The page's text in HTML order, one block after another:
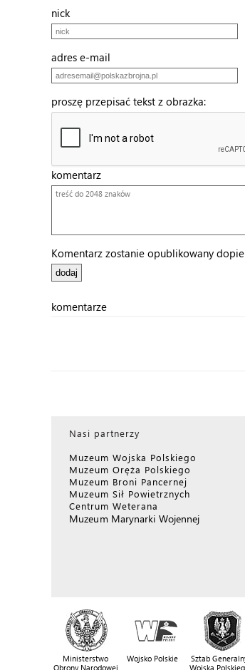
nick
adres e-mail
proszę przepisać tekst z obrazka:
komentarz
Komentarz zostanie opublikowany
komentarze
Nasi partnerzy
Muzeum Wojska Polskiego
Muzeum Oręża Polskiego
Muzeum Broni Pancernej
Muzeum Sił Powietrznych
Centrum Weterana
Muzeum Marynarki Wojennej
Ministerstwo
Obrony Narodowej
Wojsko Polskie
Sztab
Wojska